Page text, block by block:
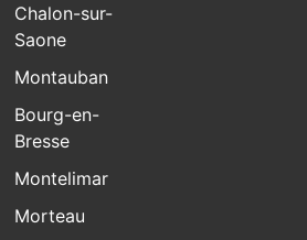
Chalon-sur-
Saone
Montauban
Bourg-en-
Bresse
Montelimar
Morteau